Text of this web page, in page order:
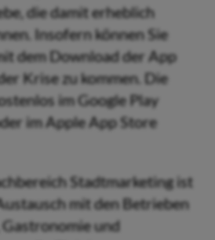
die damit erheblich
Insofern können Sie
dem Download der App
Krise zu kommen. Die
im Google Play
im Apple App Store
Stadtmarketing ist
mit den Betrieben
und